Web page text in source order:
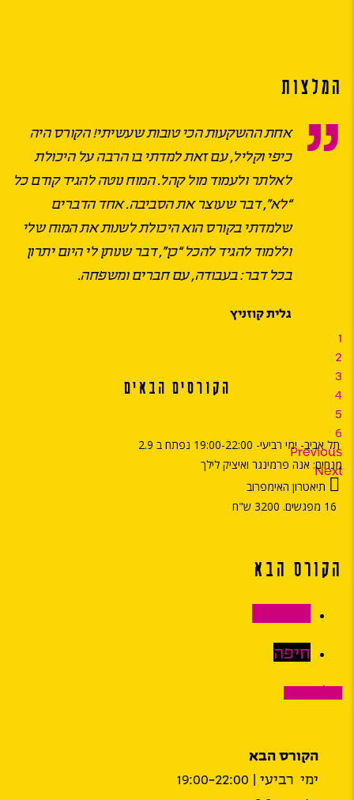
המלצות
גלית קוזניץ
אחת ההשקעות הכי טובות שעשיתי! הקורס היה
כיפי וקליל, עם זאת למדתי בו הרבה על היכולת
לאלתר ולעמוד מול קהל. המוח נוטה להגיד קודם כל
“לא”, דבר שעוצר את הסביבה. אחד הדברים
שלמדתי בקורס הוא היכולת לשנות את המוח שלי
וללמוד להגיד להכל “כן”, דבר שנותן לי היום יתרון
בכל דבר: בעבודה, עם חברים ומשפחה.
1
2
3
4
5
6
Previous
Next
הקורסים הבאים
תל אביב- ימי רביעי- 19:00-22:00 נפתח ב 2.9
מנחים: אנה פרמינגר ואיציק לילך
תיאטרון האימפרוב
16 מפגשים. 3200 ש"ח
הקורס הבא
חיפה
תל אביב
הקורס הבא
ימי רביעי | 19:00-22:00